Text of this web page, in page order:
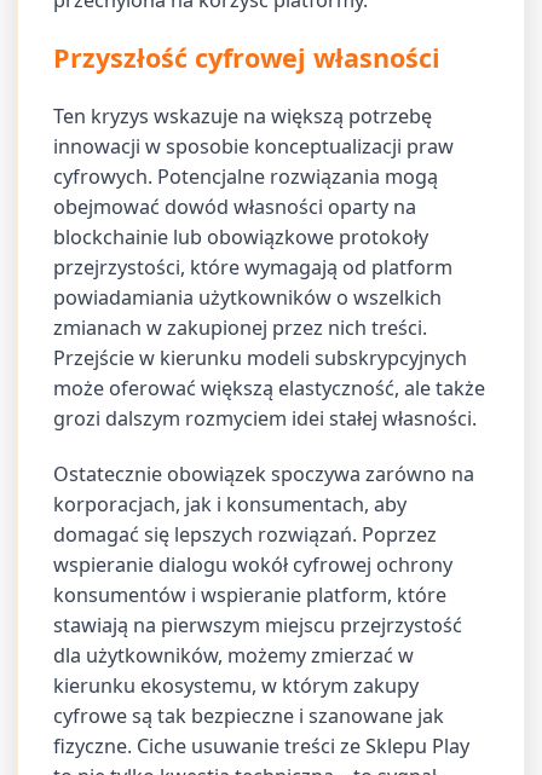
Przyszłość cyfrowej własności
Ten kryzys wskazuje na większą potrzebę
innowacji w sposobie konceptualizacji praw
cyfrowych. Potencjalne rozwiązania mogą
obejmować dowód własności oparty na
blockchainie lub obowiązkowe protokoły
przejrzystości, które wymagają od platform
powiadamiania użytkowników o wszelkich
zmianach w zakupionej przez nich treści.
Przejście w kierunku modeli subskrypcyjnych
może oferować większą elastyczność, ale także
grozi dalszym rozmyciem idei stałej własności.
Ostatecznie obowiązek spoczywa zarówno na
korporacjach, jak i konsumentach, aby
domagać się lepszych rozwiązań. Poprzez
wspieranie dialogu wokół cyfrowej ochrony
konsumentów i wspieranie platform, które
stawiają na pierwszym miejscu przejrzystość
dla użytkowników, możemy zmierzać w
kierunku ekosystemu, w którym zakupy
cyfrowe są tak bezpieczne i szanowane jak
fizyczne. Ciche usuwanie treści ze Sklepu Play